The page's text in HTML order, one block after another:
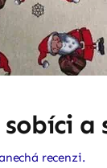
sobíci a
recenzi.